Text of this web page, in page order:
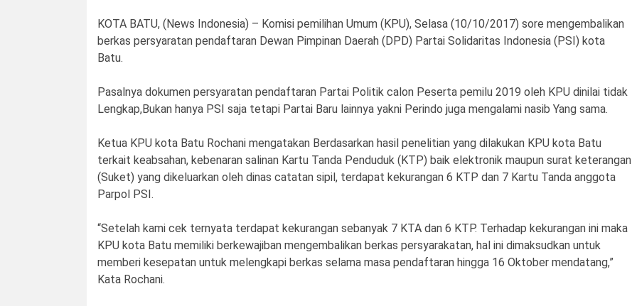
KOTA BATU, (News Indonesia) – Komisi pemilihan Umum (KPU), Selasa (10/10/2017) sore mengembalikan
berkas persyaratan pendaftaran Dewan Pimpinan Daerah (DPD) Partai Solidaritas Indonesia (PSI) kota
Batu.
Pasalnya dokumen persyaratan pendaftaran Partai Politik calon Peserta pemilu 2019 oleh KPU dinilai tidak
Lengkap,Bukan hanya PSI saja tetapi Partai Baru lainnya yakni Perindo juga mengalami nasib Yang sama.
Ketua KPU kota Batu Rochani mengatakan Berdasarkan hasil penelitian yang dilakukan KPU kota Batu
terkait keabsahan, kebenaran salinan Kartu Tanda Penduduk (KTP) baik elektronik maupun surat keterangan
(Suket) yang dikeluarkan oleh dinas catatan sipil, terdapat kekurangan 6 KTP dan 7 Kartu Tanda anggota
Parpol PSI.
“Setelah kami cek ternyata terdapat kekurangan sebanyak 7 KTA dan 6 KTP. Terhadap kekurangan ini maka
KPU kota Batu memiliki berkewajiban mengembalikan berkas persyarakatan, hal ini dimaksudkan untuk
memberi kesepatan untuk melengkapi berkas selama masa pendaftaran hingga 16 Oktober mendatang,”
Kata Rochani.